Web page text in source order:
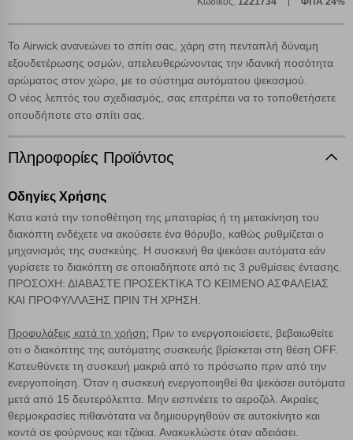
Το Airwick ανανεώνει το σπίτι σας, χάρη στη πενταπλή δύναμη
εξουδετέρωσης οσμών, απελευθερώνοντας την ιδανική ποσότητα
αρώματος στον χώρο, με το σύστημα αυτόματου ψεκασμού.
Ο νέος λεπτός του σχεδιασμός, σας επιτρέπει να το τοποθετήσετε
οπουδήποτε στο σπίτι σας.
Πληροφορίες Προϊόντος
Οδηγίες Χρήσης
Κατα κατά την τοποθέτηση της μπαταρίας ή τη μετακίνηση του
διακόπτη ενδέχετε να ακούσετε ένα θόρυβο, καθώς ρυθμίζεται ο
μηχανισμός της συσκεύης. Η συσκευή θα ψεκάσει αυτόματα εάν
γυρίσετε το διακόπτη σε οποιαδήποτε από τις 3 ρυθμίσεις έντασης.
ΠΡΟΣΟΧΗ: ΔΙΑΒΑΣΤΕ ΠΡΟΣΕΚΤΙΚΑ ΤΟ ΚΕΙΜΕΝΟ ΑΣΦΑΛΕΙΑΣ
ΚΑΙ ΠΡΟΦΥΛΛΑΞΗΣ ΠΡΙΝ ΤΗ ΧΡΗΣΗ.
Προφυλάξεις κατά τη χρήση: Πριν το ενεργοποιείσετε, βεβαιωθείτε
οτι ο διακόπτης της αυτόματης συσκευής βρίσκεται στη θέση OFF.
Κατευθύνετε τη συσκευή μακριά από το πρόσωπο πριν από την
ενεργοποίηση. Όταν η συσκευή ενεργοποιηθεί θα ψεκάσει αυτόματα
μετά από 15 δευτερόλεπτα. Μην εισπνέετε το αεροζόλ. Ακραίες
θερμοκρασίες πιθανότατα να δημιουργηθούν σε αυτοκίνητο και
κοντά σε φούρνους και τζάκια. Ανακυκλώστε όταν αδειάσει.
Αναζήτηση
αυτόματα δεδομένα σύνδεσης και πληροφορίες σχετικές με την
περιήγησή σας, οι οποίες είναι μη εξατομικευμένες και σπάνια
ταυτότητά σας. Τα cookies είναι μικρά αρχεία κειμένου τα οποία,
μέσω του προγράμματος περιήγησης εγκαθίστανται στον υπολογιστή
ή την ηλεκτρονική συσκευή σας, προσθέτοντας λειτουργικότητα στην
ιστοσελίδα και βελτιώνοντας την εμπειρία περιήγησης ή, εφ΄ όσον το
επιλέξετε, απομνημονεύοντας τις προτιμήσεις σας. Η κατηγορία των
ιστότοπου είναι η μόνη ενεργοποιημένη. Έχετε τη δυνατότητα να
επιλέξετε τις λοιπές κατηγορίες κάνοντας κλικ στο σχετικό κουμπί
μπορεί να επηρεάσει την εμπειρία της περιήγησής σας ή/και της
χρήσης των υπηρεσιών μας.Δείτε περισσότερα
Λειτουργικά cookies
Cookies στόχευσης
Cookies απόδοσης
Απολύτως απαραίτητα cookies Πάντα Ενεργό